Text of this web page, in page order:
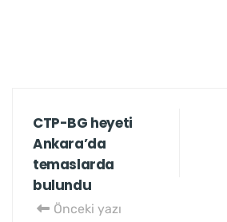
CTP-BG heyeti
Ankara’da
temaslarda
bulundu
Önceki yazı